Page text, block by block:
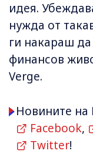
идея.
нужда от
ги накараш да
финансов
Verge.
Новините на
Facebook,
Twitter!